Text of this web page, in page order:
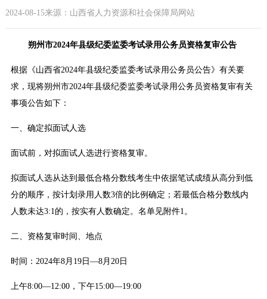
2024-08-15来源：山西省人力资源和社会保障局网站
朔州市2024年县级纪委监委考试录用公务员资格复审公告
根据《山西省2024年县级纪委监委考试录用公务员公告》有关要
求，现将朔州市2024年县级纪委监委考试录用公务员资格复审有关
事项公告如下：
一、确定拟面试人选
面试前，对拟面试人选进行资格复审。
拟面试人选从达到最低合格分数线考生中依据笔试成绩从高分到低
分的顺序，按计划录用人数3倍的比例确定；若最低合格分数线内
人数未达3:1的，按实有人数确定。名单见附件1。
二、资格复审时间、地点
时间：2024年8月19日—8月20日
上午8:00—12:00，下午15:00—19:00